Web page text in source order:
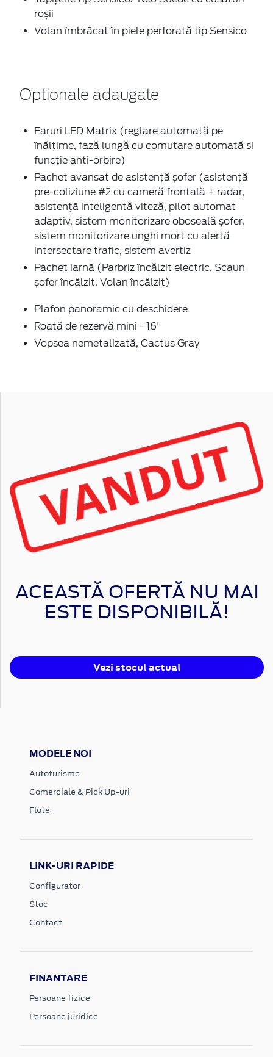
roșii
Volan îmbrăcat în piele perforată tip Sensico
Optionale adaugate
Faruri LED Matrix (reglare automată pe
înălțime, fază lungă cu comutare automată și
funcție anti-orbire)
Pachet avansat de asistență șofer (asistență
pre-coliziune #2 cu cameră frontală + radar,
asistență inteligentă viteză, pilot automat
adaptiv, sistem monitorizare oboseală șofer,
sistem monitorizare unghi mort cu alertă
intersectare trafic, sistem avertiz
Pachet iarnă (Parbriz încălzit electric, Scaun
șofer încălzit, Volan încălzit)
Plafon panoramic cu deschidere
Roată de rezervă mini - 16"
Vopsea nemetalizată, Cactus Gray
ACEASTĂ OFERTĂ NU MAI
ESTE DISPONIBILĂ!
Vezi stocul actual
MODELE NOI
Autoturisme
Comerciale & Pick Up-uri
Flote
LINK-URI RAPIDE
Configurator
Stoc
Contact
FINANTARE
Persoane fizice
Persoane juridice